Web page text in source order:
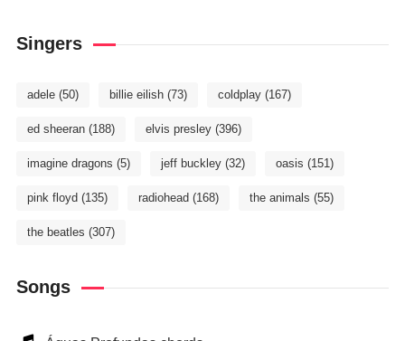
Singers
adele(50) billie eilish(73) coldplay(167)
ed sheeran(188) elvis presley(396)
imagine dragons (5) jeff buckley(32) oasis (151)
pink floyd (135) radiohead (168) the animals (55)
the beatles (307)
Songs